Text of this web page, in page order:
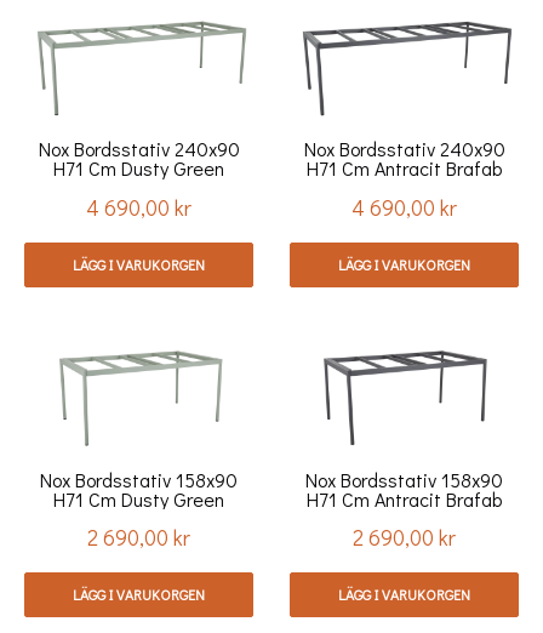
Nox Bordsstativ 240x90
H71 Cm Dusty Green
Brafab
Pris
4 690,00 kr
LÄGG I VARUKORGEN
Nox Bordsstativ 240x90
H71 Cm Antracit Brafab
Pris
4 690,00 kr
LÄGG I VARUKORGEN
Nox Bordsstativ 158x90
H71 Cm Dusty Green
Brafab
Pris
2 690,00 kr
LÄGG I VARUKORGEN
Nox Bordsstativ 158x90
H71 Cm Antracit Brafab
Pris
2 690,00 kr
LÄGG I VARUKORGEN